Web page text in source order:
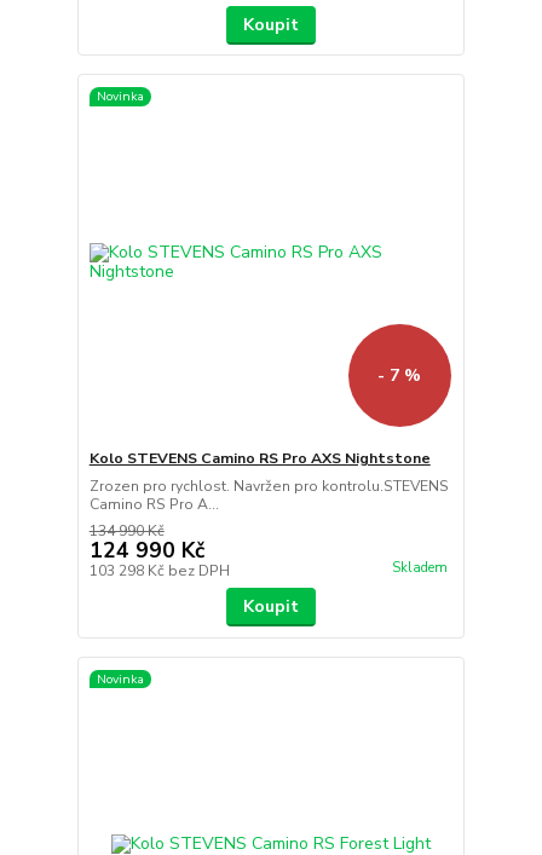
Koupit
Novinka
- 7 %
Kolo STEVENS Camino RS Pro AXS Nightstone
Zrozen pro rychlost. Navržen pro kontrolu.STEVENS
Camino RS Pro A...
134 990 Kč
124 990 Kč
103 298 Kč bez DPH Skladem
Koupit
Novinka